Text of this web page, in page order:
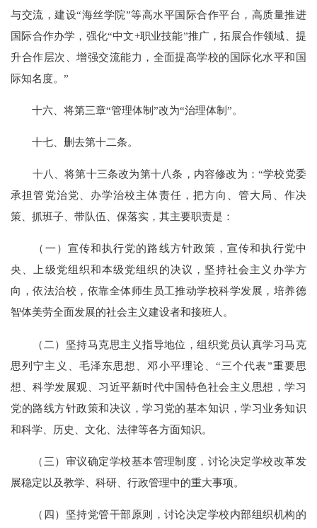
与交流，建设“海丝学院”等高水平国际合作平台，高质量推进
国际合作办学，强化“中文+职业技能”推广，拓展合作领域、提
升合作层次、增强交流能力，全面提高学校的国际化水平和国
际知名度。”
十六、将第三章“管理体制”改为“治理体制”。
十七、删去第十二条。
十八、将第十三条改为第十八条，内容修改为：“学校党委
承担管党治党、办学治校主体责任，把方向、管大局、作决
策、抓班子、带队伍、保落实，其主要职责是：
（一）宣传和执行党的路线方针政策，宣传和执行党中
央、上级党组织和本级党组织的决议，坚持社会主义办学方
向，依法治校，依靠全体师生员工推动学校科学发展，培养德
智体美劳全面发展的社会主义建设者和接班人。
（二）坚持马克思主义指导地位，组织党员认真学习马克
思列宁主义、毛泽东思想、邓小平理论、“三个代表”重要思
想、科学发展观、习近平新时代中国特色社会主义思想，学习
党的路线方针政策和决议，学习党的基本知识，学习业务知识
和科学、历史、文化、法律等各方面知识。
（三）审议确定学校基本管理制度，讨论决定学校改革发
展稳定以及教学、科研、行政管理中的重大事项。
（四）坚持党管干部原则，讨论决定学校内部组织机构的